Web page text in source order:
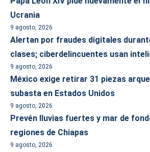
Ucrania
9 agosto, 2026
Alertan por fraudes digitales
clases; ciberdelincuentes usan
9 agosto, 2026
México exige retirar 31 piezas
subasta en Estados Unidos
9 agosto, 2026
Prevén lluvias fuertes y mar de
regiones de Chiapas
9 agosto, 2026